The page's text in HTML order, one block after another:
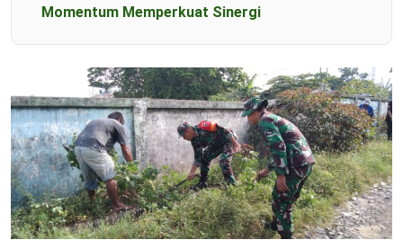
Momentum Memperkuat Sinergi